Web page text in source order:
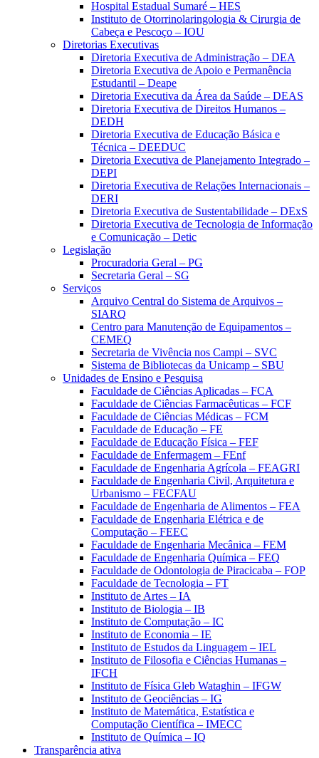
Hospital Estadual Sumaré – HES
Instituto de Otorrinolaringologia & Cirurgia de
Cabeça e Pescoço – IOU
Diretorias Executivas
Diretoria Executiva de Administração – DEA
Diretoria Executiva de Apoio e Permanência
Estudantil – Deape
Diretoria Executiva da Área da Saúde – DEAS
Diretoria Executiva de Direitos Humanos –
DEDH
Diretoria Executiva de Educação Básica e
Técnica – DEEDUC
Diretoria Executiva de Planejamento Integrado –
DEPI
Diretoria Executiva de Relações Internacionais –
DERI
Diretoria Executiva de Sustentabilidade – DExS
Diretoria Executiva de Tecnologia de Informação
e Comunicação – Detic
Legislação
Procuradoria Geral – PG
Secretaria Geral – SG
Serviços
Arquivo Central do Sistema de Arquivos –
SIARQ
Centro para Manutenção de Equipamentos –
CEMEQ
Secretaria de Vivência nos Campi – SVC
Sistema de Bibliotecas da Unicamp – SBU
Unidades de Ensino e Pesquisa
Faculdade de Ciências Aplicadas – FCA
Faculdade de Ciências Farmacêuticas – FCF
Faculdade de Ciências Médicas – FCM
Faculdade de Educação – FE
Faculdade de Educação Física – FEF
Faculdade de Enfermagem – FEnf
Faculdade de Engenharia Agrícola – FEAGRI
Faculdade de Engenharia Civil, Arquitetura e
Urbanismo – FECFAU
Faculdade de Engenharia de Alimentos – FEA
Faculdade de Engenharia Elétrica e de
Computação – FEEC
Faculdade de Engenharia Mecânica – FEM
Faculdade de Engenharia Química – FEQ
Faculdade de Odontologia de Piracicaba – FOP
Faculdade de Tecnologia – FT
Instituto de Artes – IA
Instituto de Biologia – IB
Instituto de Computação – IC
Instituto de Economia – IE
Instituto de Estudos da Linguagem – IEL
Instituto de Filosofia e Ciências Humanas –
IFCH
Instituto de Física Gleb Wataghin – IFGW
Instituto de Geociências – IG
Instituto de Matemática, Estatística e
Computação Científica – IMECC
Instituto de Química – IQ
Transparência ativa